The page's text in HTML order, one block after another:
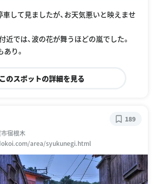
車して見ましたが、お天気悪いと映えませ
近では、波の花が舞うほどの嵐でした。
り。
このスポットの詳細を見る
宿根木
area/syukunegi.html
189